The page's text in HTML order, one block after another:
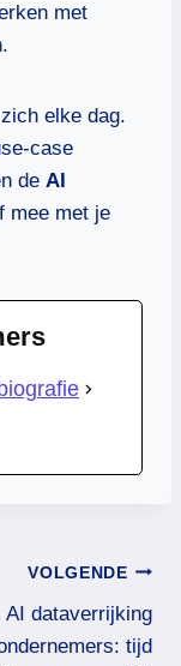
met
elke dag.
case
de AI
mee met je
VOLGENDE
AI dataverrijking
tijd